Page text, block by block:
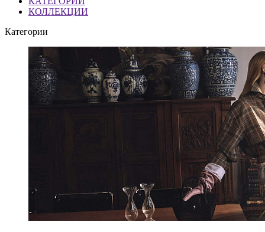
КОЛЛЕКЦИИ
Категории